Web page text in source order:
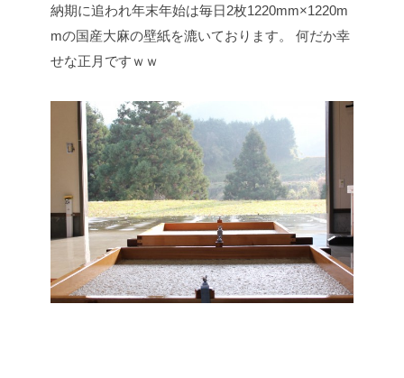
納期に追われ年末年始は毎日2枚1220mm×1220m
mの国産大麻の壁紙を漉いております。
何だか幸
せな正月ですｗｗ